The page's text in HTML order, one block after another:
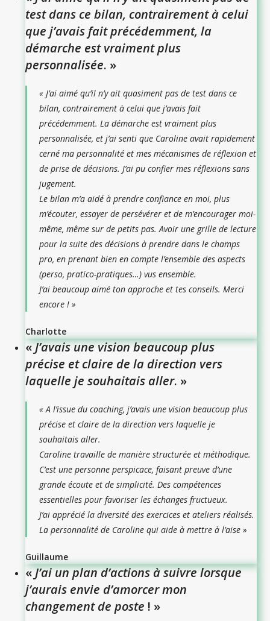
test dans ce bilan, contrairement à celui
que j’avais fait précédemment, la
démarche est vraiment plus
personnalisée. »
«J’ai aimé qu’il n’y ait quasiment pas de test dans ce
bilan, contrairement à celui que j’avais fait
précédemment. La démarche est vraiment plus
personnalisée, et j’ai senti que Caroline avait rapidement
cerné ma personnalité et mes mécanismes de réflexion et
de prise de décisions. J’ai pu confier mes réflexions sans
jugement.
Le bilan m’a aidé à prendre confiance en moi, plus
m’écouter, essayer de persévérer et de m’encourager moi-
même, même sur de petits pas. Avoir une grille de lecture
pour la suite des décisions à prendre dans le champs
pro, en prenant bien en compte l’ensemble des aspects
(perso, pratico-pratiques…) vus ensemble.
J’ai beaucoup aimé ton approche et tes conseils. Merci
encore! »
Charlotte
«J’avais une vision beaucoup plus
précise et claire de la direction vers
laquelle je souhaitais aller. »
«A l’issue du coaching, j’avais une vision beaucoup plus
précise et claire de la direction vers laquelle je
souhaitais aller.
Caroline travaille de manière structurée et méthodique.
C’est une personne perspicace, faisant preuve d’une
grande écoute et de simplicité. Des compétences
essentielles pour favoriser les échanges fructueux.
J’ai apprécié la diversité des exercices et ateliers réalisés.
La personnalité de Caroline qui aide à mettre à l’aise »
Guillaume
«J’ai un plan d’actions à suivre lorsque
j’aurais envie d’amorcer mon
changement de poste ! »